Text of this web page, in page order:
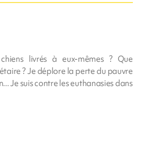
livrés à eux-mêmes ? Que
? Je déplore la perte du pauvre
Je suis contre les euthanasies dans